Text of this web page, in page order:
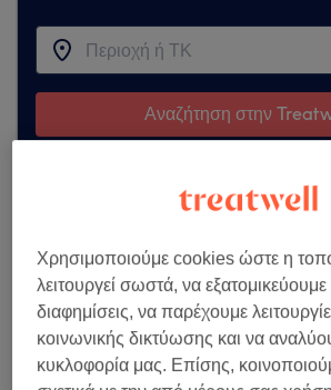
Αναζήτηση στην
Αναζήτηση περισσότερων
Χρησιμοποιούμε cookies ώστε η
λειτουργεί σωστά, να εξατομικεύουμε
διαφημίσεις, να παρέχουμε
κοινωνικής δικτύωσης και να
κυκλοφορία μας. Επίσης,